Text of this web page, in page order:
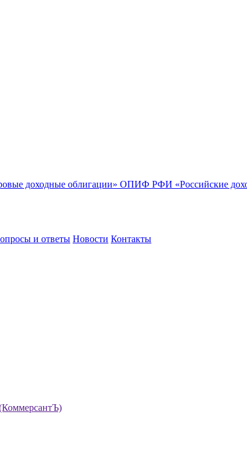
доходные облигации» ОПИФ РФИ «Российские
и ответы Новости Контакты